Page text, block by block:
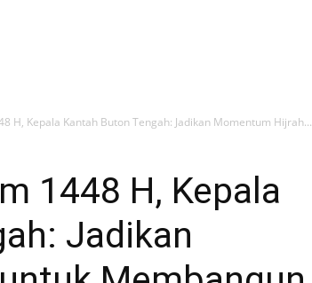
H, Kepala Kantah Buton Tengah: Jadikan Momentum Hijrah...
1448 H, Kepala
Jadikan